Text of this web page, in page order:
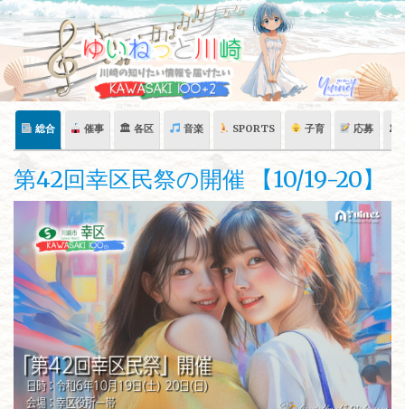
Skip
content
総合 催事 🏛 各区 音楽 SPORTS 子育 応募 🏛
第42回幸区民祭の開催 【10/19-20】